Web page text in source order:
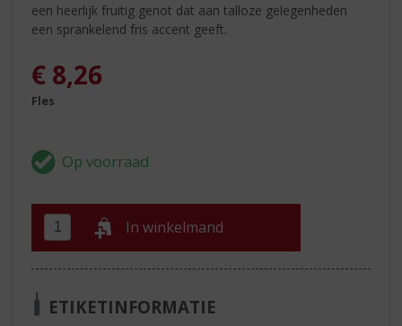
een heerlijk fruitig genot dat aan talloze gelegenheden
een sprankelend fris accent geeft.
€ 8,26
Fles
In winkelmand
ETIKETINFORMATIE